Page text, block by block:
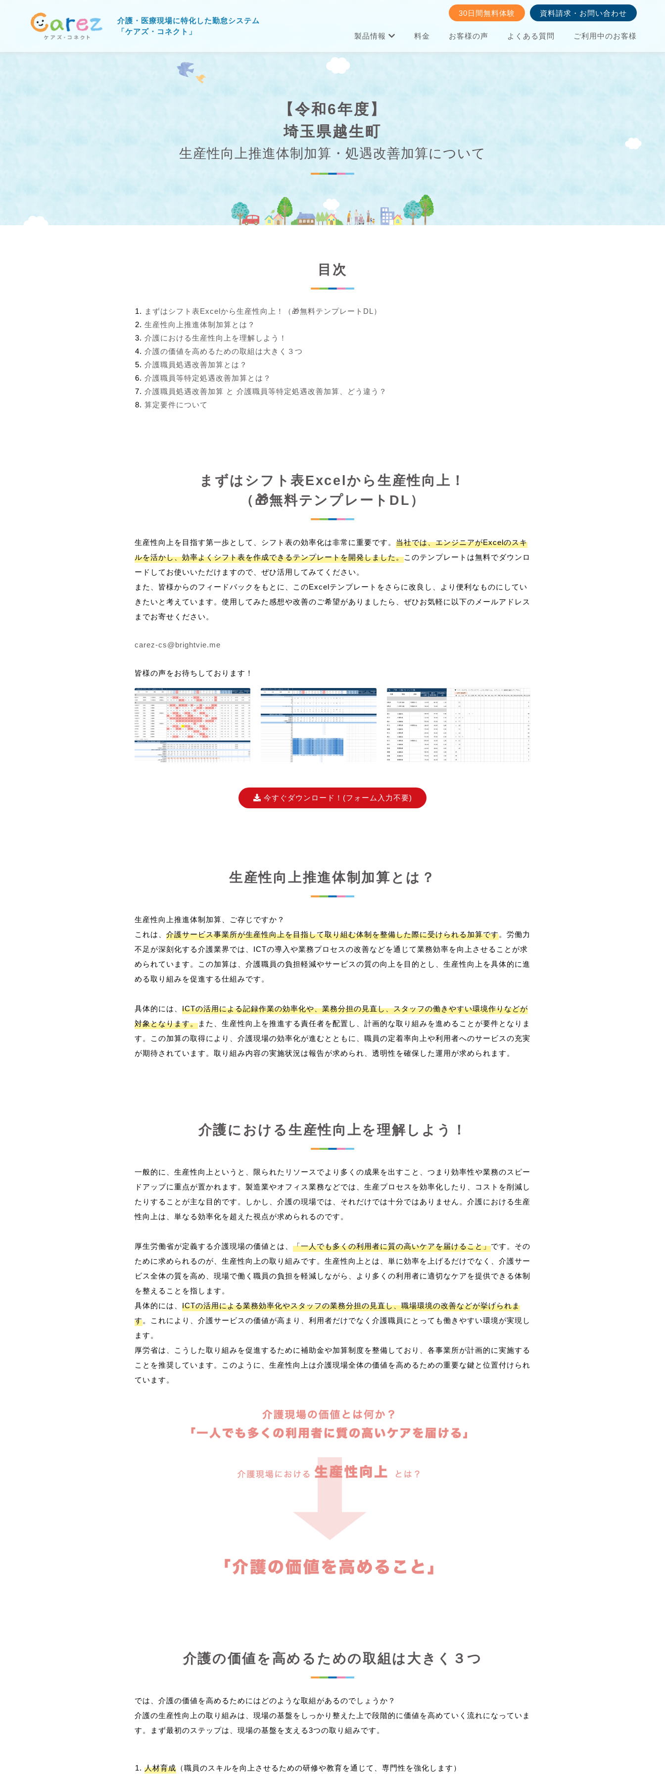
介護・医療現場に特化した勤怠システム
「ケアズ・コネクト」
製品情報 料金 お客様の声 よくある質問 ご利用中のお客様
30日間無料体験 資料請求・お問い合わせ
【令和6年度】
埼玉県越生町
生産性向上推進体制加算・処遇改善加算について
目次
まずはシフト表Excelから生産性向上！（🎁無料テンプレートDL）
生産性向上推進体制加算とは？
介護における生産性向上を理解しよう！
介護の価値を高めるための取組は大きく３つ
介護職員処遇改善加算とは？
介護職員等特定処遇改善加算とは？
介護職員処遇改善加算 と 介護職員等特定処遇改善加算、どう違う？
算定要件について
まずはシフト表Excelから生産性向上！
（🎁無料テンプレートDL）
生産性向上を目指す第一歩として、シフト表の効率化は非常に重要です。 当社では、エンジニアがExcelのスキ
ルを活かし、効率よくシフト表を作成できるテンプレートを開発しました。このテンプレートは無料でダウンロ
ードしてお使いいただけますので、ぜひ活用してみてください。
また、皆様からのフィードバックをもとに、このExcelテンプレートをさらに改良し、より便利なものにしてい
きたいと考えています。使用してみた感想や改善のご希望がありましたら、ぜひお気軽に以下のメールアドレス
までお寄せください。
carez-cs@brightvie.me
皆様の声をお待ちしております！
今すぐダウンロード！ (フォーム入力不要)
生産性向上推進体制加算とは？
生産性向上推進体制加算、ご存じですか？
これは、 介護サービス事業所が生産性向上を目指して取り組む体制を整備した際に受けられる加算です。労働力
不足が深刻化する介護業界では、ICTの導入や業務プロセスの改善などを通じて業務効率を向上させることが求
められています。この加算は、介護職員の負担軽減やサービスの質の向上を目的とし、生産性向上を具体的に進
める取り組みを促進する仕組みです。
具体的には、 ICTの活用による記録作業の効率化や、業務分担の見直し、スタッフの働きやすい環境作りなどが
対象となります。また、生産性向上を推進する責任者を配置し、計画的な取り組みを進めることが要件となりま
す。この加算の取得により、介護現場の効率化が進むとともに、職員の定着率向上や利用者へのサービスの充実
介護における生産性向上を理解しよう！
一般的に、生産性向上というと、限られたリソースでより多くの成果を出すこと、つまり効率性や業務のスピー
ドアップに重点が置かれます。製造業やオフィス業務などでは、生産プロセスを効率化したり、コストを削減し
たりすることが主な目的です。しかし、介護の現場では、それだけでは十分ではありません。介護における生産
性向上は、単なる効率化を超えた視点が求められるのです。
厚生労働省が定義する介護現場の価値とは、 「一人でも多くの利用者に質の高いケアを届けること」です。その
ために求められるのが、生産性向上の取り組みです。生産性向上とは、単に効率を上げるだけでなく、介護サー
ビス全体の質を高め、現場で働く職員の負担を軽減しながら、より多くの利用者に適切なケアを提供できる体制
を整えることを指します。
具体的には、 ICTの活用による業務効率化やスタッフの業務分担の見直し、職場環境の改善などが挙げられま
す。これにより、介護サービスの価値が高まり、利用者だけでなく介護職員にとっても働きやすい環境が実現し
ます。
厚労省は、こうした取り組みを促進するために補助金や加算制度を整備しており、各事業所が計画的に実施する
ことを推奨しています。このように、生産性向上は介護現場全体の価値を高めるための重要な鍵と位置付けられ
介護の価値を高めるための取組は大きく３つ
では、介護の価値を高めるためにはどのような取組があるのでしょうか？
介護の生産性向上の取り組みは、現場の基盤をしっかり整えた上で段階的に価値を高めていく流れになっていま
人材育成 （職員のスキルを向上させるための研修や教育を通じて、専門性を強化します）